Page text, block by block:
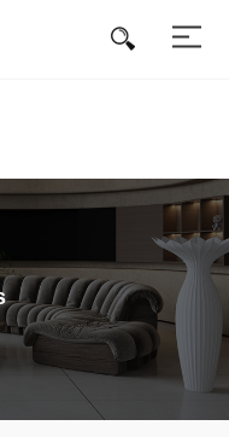
先生黄下载,好色先生成人